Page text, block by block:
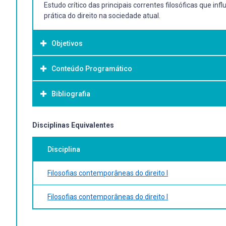
Estudo crítico das principais correntes filosóficas que
prática do direito na sociedade atual.
Objetivos
Objetivo Geral:
Analisar as principais correntes filosóficas do direito
Desenvolver habilidades de pensamento crítico nos
Aplicar teorias filosóficas a casos práticos do direito.
Conteúdo Programático
Bibliografia
Bibliografia Básica:
Alexy, Robert. Teoria dos Direitos Fundamentais.
Mendes. Lisboa: Fundação Calouste Gulbenkian, 1994.
Metafísica dos Costumes. Tradução de Edson Bini. São
Disciplinas Equivalentes
Disciplina
Filosofias contemporâneas do direito I
Filosofias contemporâneas do direito I